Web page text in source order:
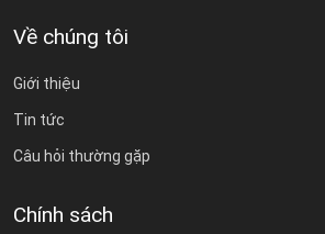
Về chúng tôi
Giới thiệu
Tin tức
Câu hỏi thường gặp
Chính sách